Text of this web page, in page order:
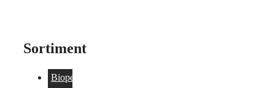
Sortiment
Biopejse